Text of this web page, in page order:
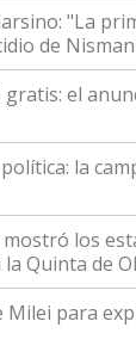
"La
de
el
la
mostró los
Quinta de
Milei para